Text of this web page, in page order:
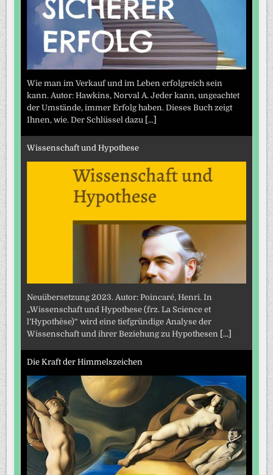
Wie man im Verkauf und im Leben erfolgreich sein
kann. Autor: Hawkins, Norval A. Jeder kann, ungeachtet
der Umstände, immer Erfolg haben. Dieses Buch zeigt
Ihnen, wie. Der Schlüssel dazu
[...]
Wissenschaft und Hypothese
Neuübersetzung 2023. Autor: Poincaré, Henri. In
„Wissenschaft und Hypothese (frz. La Science et
l’Hypothèse)“ wird eine tiefgründige Analyse der
Wissenschaft und ihrer Beziehung zu Hypothesen
[...]
Die Kraft der Himmelszeichen